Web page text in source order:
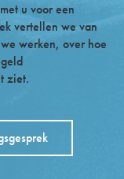
u voor een
vertellen we van
werken, over hoe
ziet.